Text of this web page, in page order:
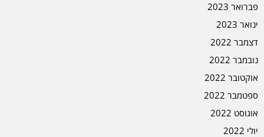
פברואר 2023
ינואר 2023
דצמבר 2022
נובמבר 2022
אוקטובר 2022
ספטמבר 2022
אוגוסט 2022
יולי 2022